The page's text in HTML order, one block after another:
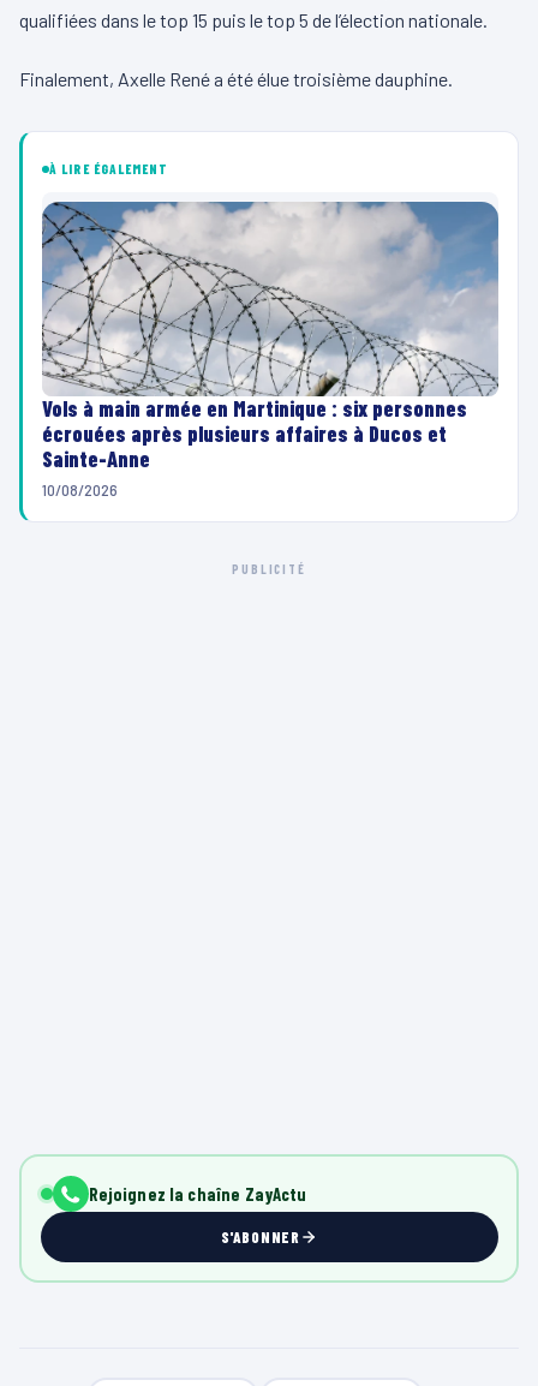
qualifiées dans le top 15 puis le top 5 de l’élection nationale.
Finalement, Axelle René a été élue troisième dauphine.
À LIRE ÉGALEMENT
Vols à main armée en Martinique : six personnes
écrouées après plusieurs affaires à Ducos et
Sainte-Anne
10/08/2026
PUBLICITÉ
Rejoignez la chaîne ZayActu
S'ABONNER